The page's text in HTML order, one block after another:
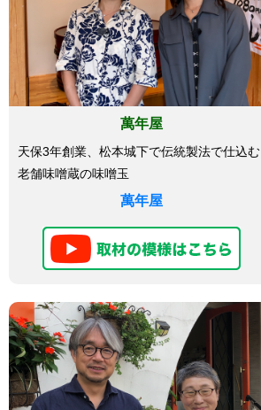
萬年屋
天保3年創業、松本城下で伝統製法で仕込む
老舗味噌蔵の味噌玉
萬年屋